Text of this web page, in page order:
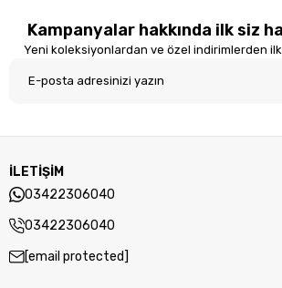
Güvenilir Depolama Ve
Ile Donatılmış
DDR4 RAM ve Gen3 SSD yuvasıyla donatılmış
oyuncu masaüstü bilgisayar, yüksek hızlı veri
kapasitesi sunar. 3200 MHz hızındaki bellek,
Kampanyalar hakkında ilk siz
Yeni koleksiyonlardan ve özel indirimlerden
İLETİŞİM
03422306040
03422306040
[email protected]